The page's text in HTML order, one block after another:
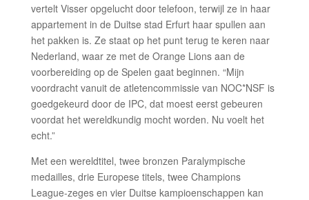
vertelt Visser opgelucht door telefoon, terwijl ze in haar
appartement in de Duitse stad Erfurt haar spullen aan
het pakken is. Ze staat op het punt terug te keren naar
Nederland, waar ze met de Orange Lions aan de
voorbereiding op de Spelen gaat beginnen. “Mijn
voordracht vanuit de atletencommissie van NOC*NSF is
goedgekeurd door de IPC, dat moest eerst gebeuren
voordat het wereldkundig mocht worden. Nu voelt het
echt.”
Met een wereldtitel, twee bronzen Paralympische
medailles, drie Europese titels, twee Champions
League-zeges en vier Duitse kampioenschappen kan